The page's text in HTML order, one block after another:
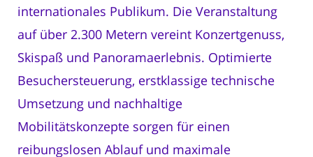
internationales Publikum. Die Veranstaltung
auf über 2.300 Metern vereint Konzertgenuss,
Skispaß und Panoramaerlebnis. Optimierte
Besuchersteuerung, erstklassige technische
Umsetzung und nachhaltige
Mobilitätskonzepte sorgen für einen
reibungslosen Ablauf und maximale